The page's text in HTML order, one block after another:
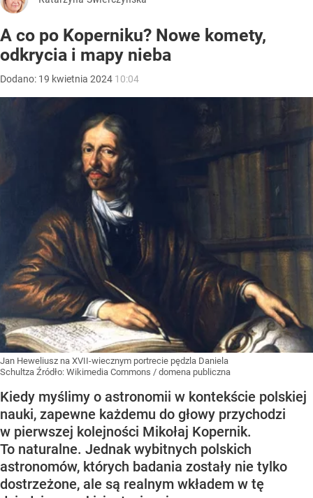
A co po Koperniku? Nowe komety,
odkrycia i mapy nieba
Dodano: 19 kwietnia 2024 10:04
Jan Heweliusz na XVII-wiecznym portrecie pędzla Daniela
Schultza Źródło: Wikimedia Commons / domena publiczna
Kiedy myślimy o astronomii w kontekście polskiej
nauki, zapewne każdemu do głowy przychodzi
w pierwszej kolejności Mikołaj Kopernik.
To naturalne. Jednak wybitnych polskich
astronomów, których badania zostały nie tylko
dostrzeżone, ale są realnym wkładem w tę